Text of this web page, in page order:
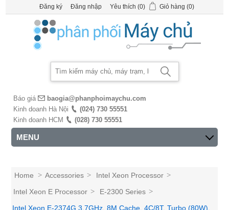
Đăng ký Đăng nhập Yêu thích (0) Giỏ hàng (0)
Báo giá
baogia@phanphoimaychu.com
Kinh doanh Hà Nội
(024) 730 55551
Kinh doanh HCM
(028) 730 55551
MENU
Home > Accessories > Intel Xeon Processor >
Intel Xeon E Processor > E-2300 Series >
Intel Xeon E-2374G 3.7GHz, 8M Cache, 4C/8T, Turbo (80W),